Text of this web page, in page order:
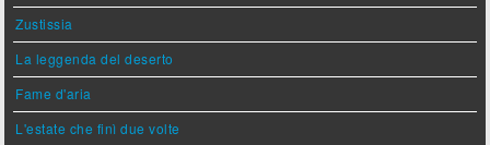
Zustissia
La leggenda del deserto
Fame d'aria
L'estate che finì due volte